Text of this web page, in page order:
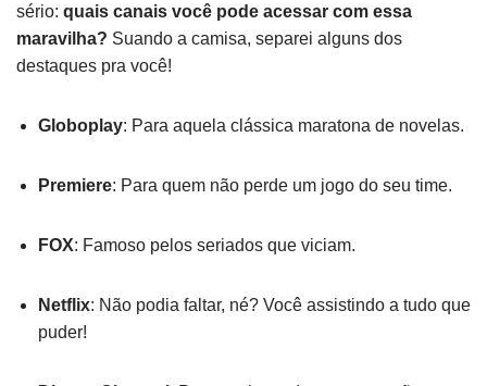
sério: quais canais você pode acessar com essa
maravilha? Suando a camisa, separei alguns dos
destaques pra você!
Globoplay: Para aquela clássica maratona de novelas.
Premiere: Para quem não perde um jogo do seu time.
FOX: Famoso pelos seriados que viciam.
Netflix: Não podia faltar, né? Você assistindo a tudo que
puder!